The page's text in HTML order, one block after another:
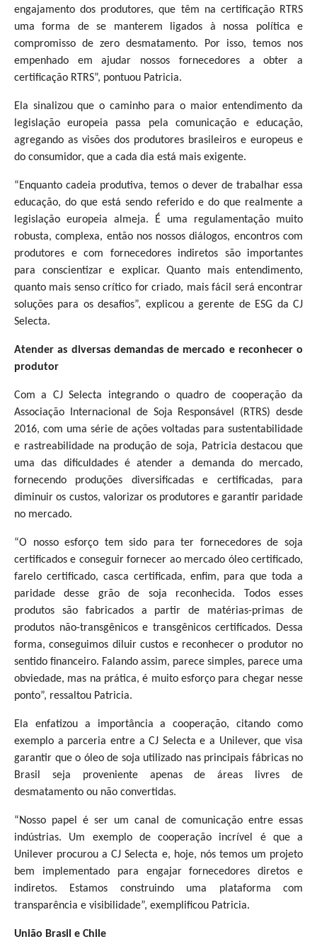
engajamento dos produtores, que têm na certificação RTRS
uma forma de se manterem ligados à nossa política e
compromisso de zero desmatamento. Por isso, temos nos
empenhado em ajudar nossos fornecedores a obter a
certificação RTRS”, pontuou Patricia.
Ela sinalizou que o caminho para o maior entendimento da
legislação europeia passa pela comunicação e educação,
agregando as visões dos produtores brasileiros e europeus e
do consumidor, que a cada dia está mais exigente.
“Enquanto cadeia produtiva, temos o dever de trabalhar essa
educação, do que está sendo referido e do que realmente a
legislação europeia almeja. É uma regulamentação muito
robusta, complexa, então nos nossos diálogos, encontros com
produtores e com fornecedores indiretos são importantes
para conscientizar e explicar. Quanto mais entendimento,
quanto mais senso crítico for criado, mais fácil será encontrar
soluções para os desafios”, explicou a gerente de ESG da CJ
Selecta.
Atender as diversas demandas de mercado e reconhecer o
produtor
Com a CJ Selecta integrando o quadro de cooperação da
Associação Internacional de Soja Responsável (RTRS) desde
2016, com uma série de ações voltadas para sustentabilidade
e rastreabilidade na produção de soja, Patricia destacou que
uma das dificuldades é atender a demanda do mercado,
fornecendo produções diversificadas e certificadas, para
diminuir os custos, valorizar os produtores e garantir paridade
no mercado.
“O nosso esforço tem sido para ter fornecedores de soja
certificados e conseguir fornecer ao mercado óleo certificado,
farelo certificado, casca certificada, enfim, para que toda a
paridade desse grão de soja reconhecida. Todos esses
produtos são fabricados a partir de matérias-primas de
produtos não-transgênicos e transgênicos certificados. Dessa
forma, conseguimos diluir custos e reconhecer o produtor no
sentido financeiro. Falando assim, parece simples, parece uma
obviedade, mas na prática, é muito esforço para chegar nesse
ponto”, ressaltou Patricia.
Ela enfatizou a importância a cooperação, citando como
exemplo a parceria entre a CJ Selecta e a Unilever, que visa
garantir que o óleo de soja utilizado nas principais fábricas no
Brasil seja proveniente apenas de áreas livres de
desmatamento ou não convertidas.
“Nosso papel é ser um canal de comunicação entre essas
indústrias. Um exemplo de cooperação incrível é que a
Unilever procurou a CJ Selecta e, hoje, nós temos um projeto
bem implementado para engajar fornecedores diretos e
indiretos. Estamos construindo uma plataforma com
transparência e visibilidade”, exemplificou Patricia.
União Brasil e Chile